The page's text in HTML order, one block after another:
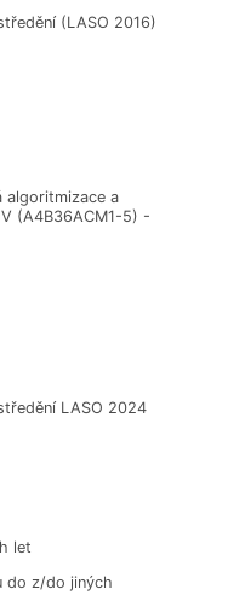
(LASO 2016)
algoritmizace a
(A4B36ACM1-5) -
LASO 2024
let
do z/do jiných